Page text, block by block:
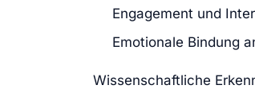
Engagement und
Emotionale Bindung
Wissenschaftliche